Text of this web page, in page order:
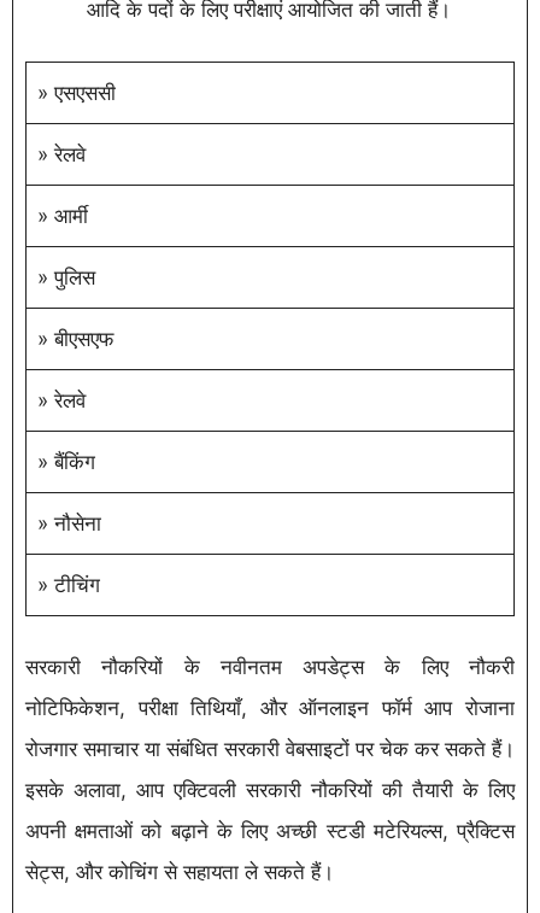
आदि के पदों के लिए परीक्षाएं आयोजित की जाती हैं।
» एसएससी
» रेलवे
» आर्मी
» पुलिस
» बीएसएफ
» रेलवे
» बैंकिंग
» नौसेना
» टीचिंग
सरकारी नौकरियों के नवीनतम अपडेट्स के लिए नौकरी
नोटिफिकेशन, परीक्षा तिथियाँ, और ऑनलाइन फॉर्म आप रोजाना
रोजगार समाचार या संबंधित सरकारी वेबसाइटों पर चेक कर सकते हैं।
इसके अलावा, आप एक्टिवली सरकारी नौकरियों की तैयारी के लिए
अपनी क्षमताओं को बढ़ाने के लिए अच्छी स्टडी मटेरियल्स, प्रैक्टिस
सेट्स, और कोचिंग से सहायता ले सकते हैं।